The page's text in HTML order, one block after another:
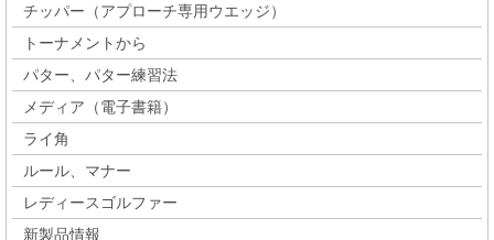
チッパー（アプローチ専用ウエッジ）
トーナメントから
パター、パター練習法
メディア（電子書籍）
ライ角
ルール、マナー
レディースゴルファー
新製品情報